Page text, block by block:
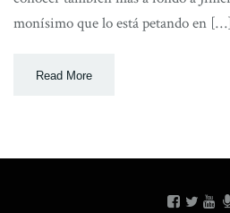
monísimo que lo está petando en […]
Read More